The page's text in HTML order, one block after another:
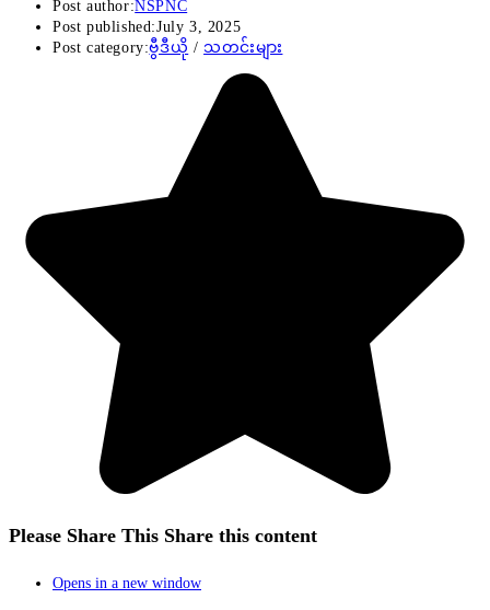
Post author:NSPNC
Post published:July 3, 2025
Post category:ဗွီဒီယို / သတင်းများ
Please Share This Share this content
Opens in a new window